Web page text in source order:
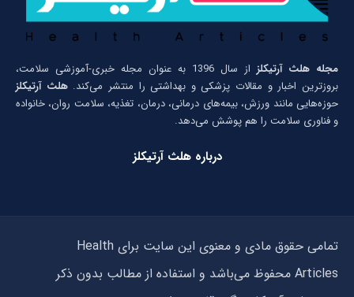
مجله هلث آرتیکلز
از سال 1396 به عنوان مجله خبری-آموزشی سلامت،
بروزترین اخبار و مقالات پزشکی و بهداشتی را منتشر می‌کند.هلث آرتیکلز
حوزه‌هایی مانند ورزش، بیمه‌های درمانی، درمان، تغذیه، سلامت روان، خانواده
و فناوری سلامت را هم پوشش می‌دهد.
درباره هلث آرتیکلز
تمامی حقوق مادی و معنوی این سایت برای Health
Articles محفوظ می‌باشد و استفاده از مطالب بدون ذکر